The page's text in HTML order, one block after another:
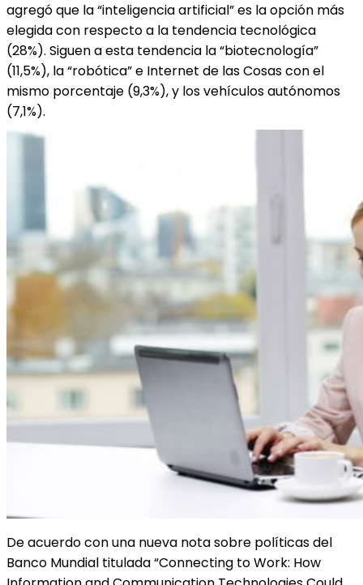
agregó que la “inteligencia artificial” es la opción más
elegida con respecto a la tendencia tecnológica
(28%). Siguen a esta tendencia la “biotecnología”
(11,5%), la “robótica” e Internet de las Cosas con el
mismo porcentaje (9,3%), y los vehículos autónomos
(7,1%).
De acuerdo con una nueva nota sobre políticas del
Banco Mundial titulada “Connecting to Work: How